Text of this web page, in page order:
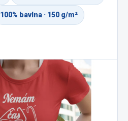
100% bavlna · 150 g/m²